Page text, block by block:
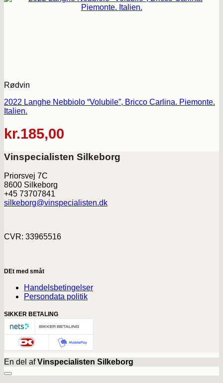
Rødvin
2022 Langhe Nebbiolo “Volubile”, Bricco Carlina. Piemonte.
Italien.
kr.185,00
Vinspecialisten Silkeborg
Priorsvej 7C
8600 Silkeborg
+45 73707841
silkeborg@vinspecialisten.dk
CVR: 33965516
DEt med småt
Handelsbetingelser
Persondata politik
SIKKER BETALING
En del afVinspecialisten Silkeborg